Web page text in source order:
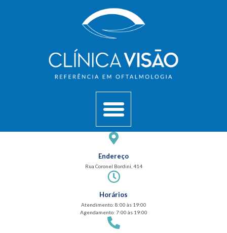
Endereço
Rua Coronel Bordini, 414
Horários
Atendimento: 8:00 às 19:00
Agendamento: 7:00 às 19:00